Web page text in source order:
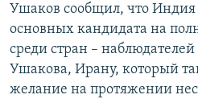
Ушаков сообщил, что Индия
основных кандидата на
среди стран –
Ушакова, Ирану, который
желание на протяжении